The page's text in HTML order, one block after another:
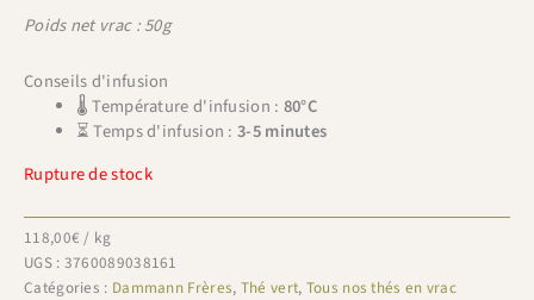
Poids net vrac : 50g
Conseils d'infusion
🌡 Température d'infusion : 80°C
⏳ Temps d'infusion :3-5 minutes
Rupture de stock
118,00€ / kg
UGS : 3760089038161
Catégories : Dammann Frères, Thé vert, Tous nos thés en vrac